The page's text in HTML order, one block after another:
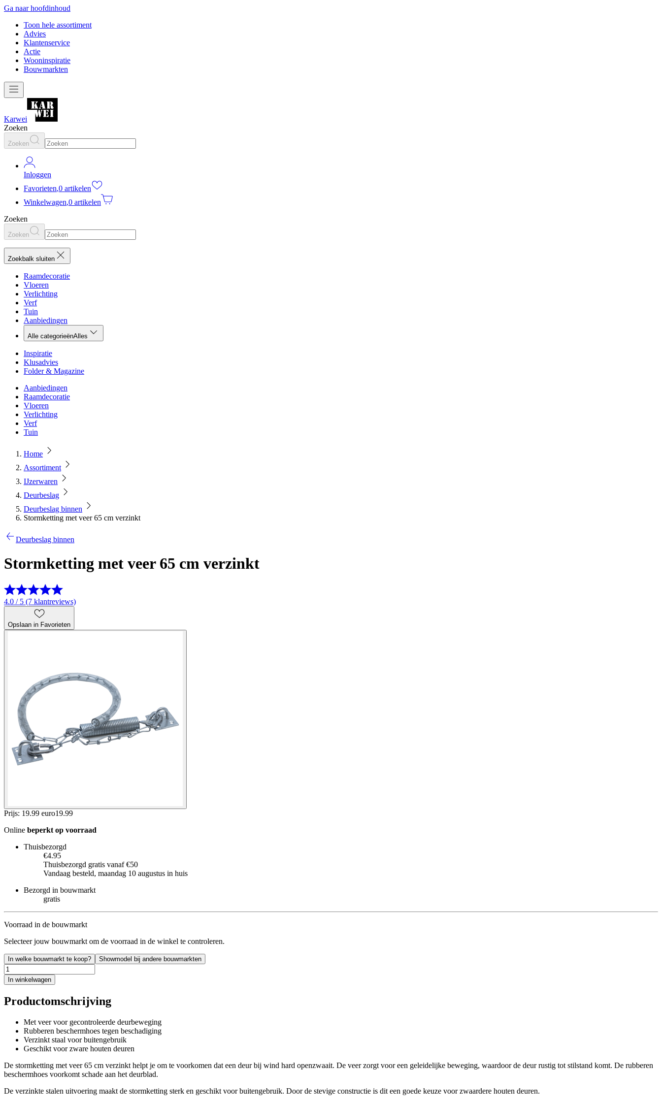
Ga naar hoofdinhoud
Toon hele assortiment
Advies
Klantenservice
Actie
Wooninspiratie
Bouwmarkten
Karwei
Zoeken
Zoeken
Inloggen
Favorieten,0 artikelen
Winkelwagen,0 artikelen
Zoeken
Zoeken
Zoekbalk sluiten
Raamdecoratie
Vloeren
Verlichting
Verf
Tuin
Aanbiedingen
Alle categorieënAlles
Inspiratie
Klusadvies
Folder & Magazine
Aanbiedingen
Raamdecoratie
Vloeren
Verlichting
Verf
Tuin
Home
Assortiment
IJzerwaren
Deurbeslag
Deurbeslag binnen
Stormketting met veer 65 cm verzinkt
Deurbeslag binnen
Stormketting met veer 65 cm verzinkt
4.0 / 5 (7 klantreviews)
Opslaan in Favorieten
Prijs: 19.99 euro19.99
Online beperkt op voorraad
Thuisbezorgd
€4.95
Thuisbezorgd gratis vanaf €50
Vandaag besteld, maandag 10 augustus in huis
Bezorgd in bouwmarkt
gratis
Voorraad in de bouwmarkt
Selecteer jouw bouwmarkt om de voorraad in de winkel te controleren.
In welke bouwmarkt te koop? Showmodel bij andere bouwmarkten
In winkelwagen
Productomschrijving
Met veer voor gecontroleerde deurbeweging
Rubberen beschermhoes tegen beschadiging
Verzinkt staal voor buitengebruik
Geschikt voor zware houten deuren
De stormketting met veer 65 cm verzinkt helpt je om te voorkomen dat een deur bij wind hard openzwaait. De veer zorgt voor een geleidelijke beweging, waardoor de deur rustig tot stilstand komt. De rubberen
beschermhoes voorkomt schade aan het deurblad.
De verzinkte stalen uitvoering maakt de stormketting sterk en geschikt voor buitengebruik. Door de stevige constructie is dit een goede keuze voor zwaardere houten deuren.